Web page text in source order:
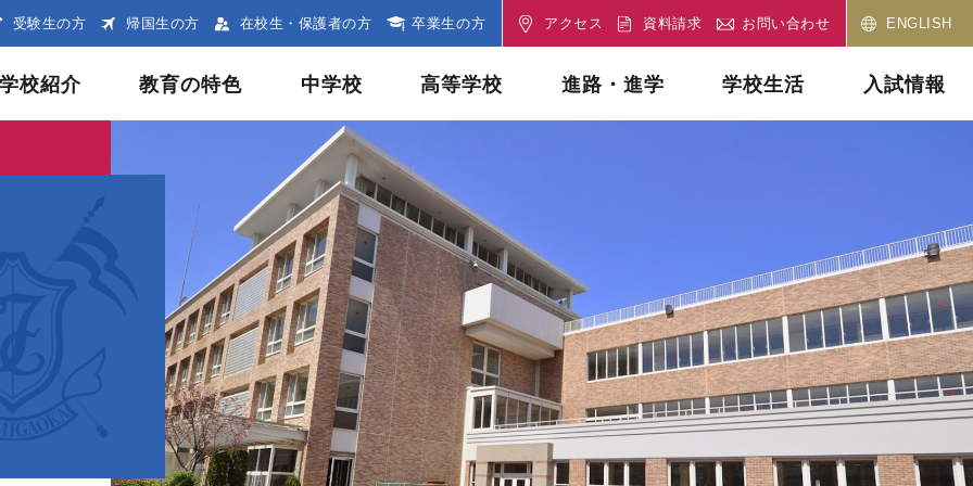
受験生の方 帰国生の方 在校生・保護者の方 卒業生の方 アクセス 資料請求 お問い合わせ ENGLISH
校紹介 教育の特色 中学校 高等学校 進路・進学 学校生活 入試情報